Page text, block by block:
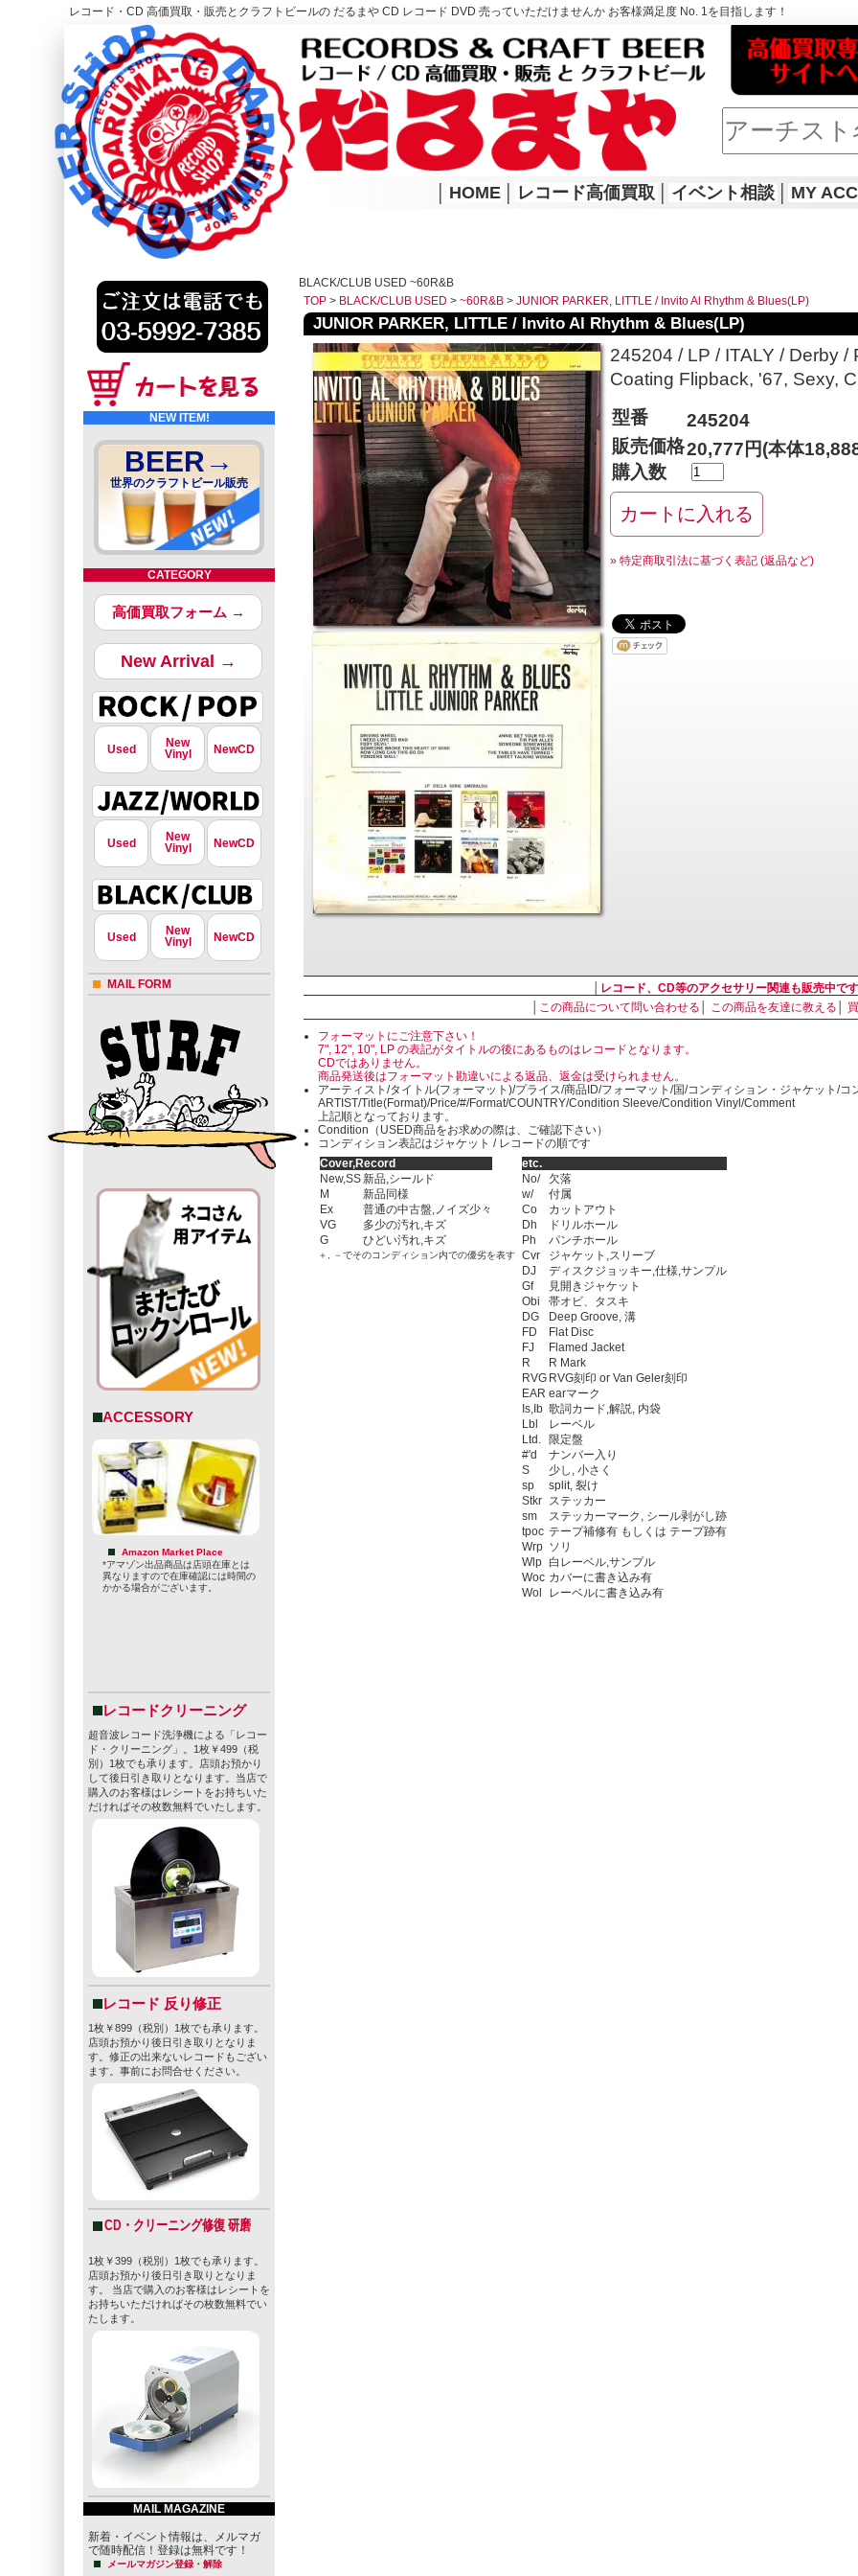
レコード・CD 高価買取・販売とクラフトビールの だるまや CD レコード DVD 売っていただけませんか お客様満足度 No. 1を目指します！
レコード高価買取はこちら
HOME
HOME レコード高価買取 イベント相談 MY
NEW ITEM!
BEER→
世界のクラフトビール販売
CATEGORY
高価買取フォーム →
New Arrival →
Used
New
Vinyl
NewCD
Used
New
Vinyl
NewCD
Used
New
Vinyl
NewCD
MAIL FORM
ACCESSORY
Amazon Market Place
*アマゾン出品商品は店頭在庫とは
異なりますので在庫確認には時間の
かかる場合がございます。
レコードクリーニング
超音波レコード洗浄機による「レコー
ド・クリーニング」。1枚￥499（税
別）1枚でも承ります。店頭お預かり
して後日引き取りとなります。当店で
購入のお客様はレシートをお持ちいた
だければその枚数無料でいたします。
レコード 反り修正
1枚￥899（税別）1枚でも承ります。
店頭お預かり後日引き取りとなりま
す。修正の出来ないレコードもござい
ます。事前にお問合せください。
CD・クリーニング修復 研磨
1枚￥399（税別）1枚でも承ります。
店頭お預かり後日引き取りとなりま
す。 当店で購入のお客様はレシートを
お持ちいただければその枚数無料でい
たします。
MAIL MAGAZINE
新着・イベント情報は、メルマガ
で随時配信！登録は無料です！
メールマガジン登録・解除
BLACK/CLUB USED ~60R&B
TOP > BLACK/CLUB USED > ~60R&B > JUNIOR PARKER, LITTLE / Invito Al Rhythm & Blues(LP)
JUNIOR PARKER, LITTLE / Invito Al Rhythm & Blues(LP)
245204 / LP / ITALY / Derby /
Coating Flipback, '67, Sexy,
型番
245204
販売価格20,777円(本体
購入数
» 特定商取引法に基づく表記 (返品など)
レコード、CD等のアクセサリー関連も販売中です
この商品について問い合わせる この商品を友達に教える
フォーマットにご注意下さい！
7", 12", 10", LP の表記がタイトルの後にあるものはレコードとなります。
CDではありません。
商品発送後はフォーマット勘違いによる返品、返金は受けられません。
アーティスト/タイトル(フォーマット)/プライス/商品ID/フォーマット/国/コンディション・ジャケット/コ
ARTIST/Title(Format)/Price/#/Format/COUNTRY/Condition Sleeve/Condition Vinyl/Comment
上記順となっております。
Condition（USED商品をお求めの際は、ご確認下さい）
コンディション表記はジャケット / レコードの順です
Cover,Record
New,SS新品,シールド
M
新品同様
Ex
普通の中古盤,ノイズ少々
VG
多少の汚れ,キズ
G
ひどい汚れ,キズ
＋, －でそのコンディション内での優劣を表す
etc.
No/
欠落
w/
付属
Co
カットアウト
Dh
ドリルホール
Ph
パンチホール
Cvr
ジャケット,スリーブ
DJ
ディスクジョッキー,仕様,サンプル
Gf
見開きジャケット
Obi
帯オビ、タスキ
DG
Deep Groove, 溝
FD
Flat Disc
FJ
Flamed Jacket
R
R Mark
RVG RVG刻印 or Van Geler刻印
EAR earマーク
Is,Ib 歌詞カード,解説, 内袋
Lbl
レーベル
Ltd.
限定盤
#'d
ナンバー入り
S
少し, 小さく
sp
split, 裂け
Stkr ステッカー
sm
ステッカーマーク, シール剥がし跡
tpoc テープ補修有 もしくは テープ跡有
Wrp ソリ
Wlp 白レーベル,サンプル
Woc カバーに書き込み有
Wol
レーベルに書き込み有